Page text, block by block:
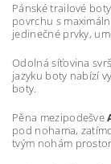
Pánské trailové boty
povrchu s
jedinečné prvky,
Odolná síťovina
jazyku boty nabízí
boty.
Pěna mezipodešve
pod nohama,
tvým nohám